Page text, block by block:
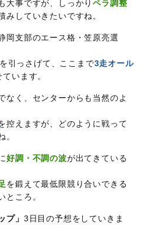
大事ですが、しっかりペラ調整
みしていきたいですね。
岡支部のエース格・笠原亮選
引っさげて、ここまで3走オール
います。
なく、センターからも当然のよ
控えますが、どのように戦って
。
好調・不調の波が出てきている
を鍛えて最低限競り合いできる
ところ。
プ」 3日目の予想をしていきま